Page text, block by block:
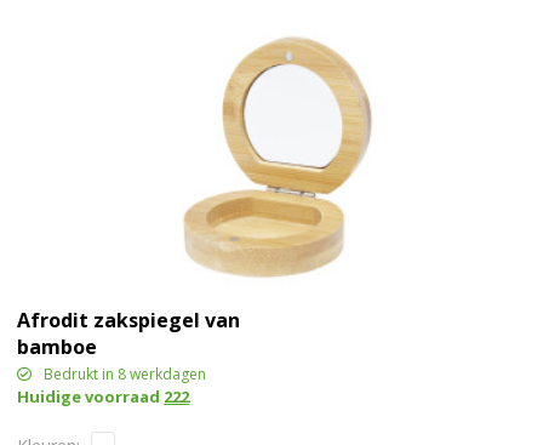
Afrodit zakspiegel van
bamboe
Bedrukt in 8 werkdagen
Huidige voorraad 222